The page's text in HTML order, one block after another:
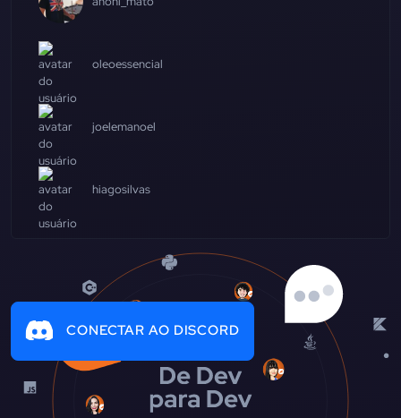
oleoessencial
joelemanoel
hiagosilvas
CONECTAR AO DISCORD